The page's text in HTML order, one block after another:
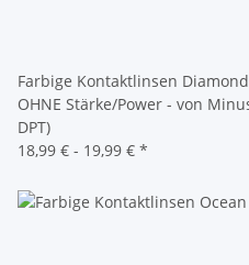
Farbige Kontaktlinsen
OHNE Stärke/Power - von
DPT)
18,99 € - 19,99 € *